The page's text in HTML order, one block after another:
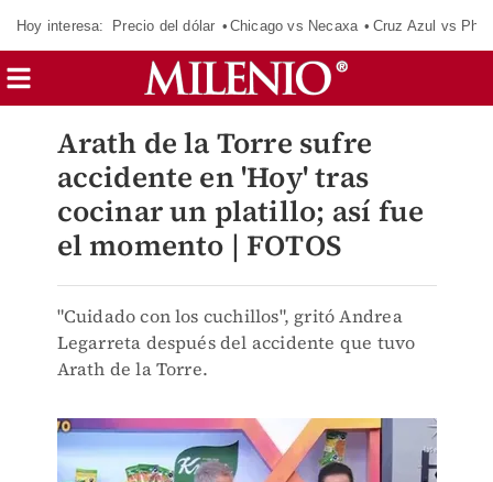
Hoy interesa: Precio del dólar Chicago vs Necaxa Cruz Azul vs
Arath de la Torre sufre
accidente en 'Hoy' tras
cocinar un platillo; así fue
el momento | FOTOS
"Cuidado con los cuchillos", gritó Andrea
Legarreta después del accidente que tuvo
Arath de la Torre.